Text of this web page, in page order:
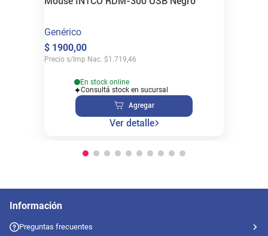
Genérico
$ 1900,00
Precio s/Imp Nac. $1.719,46
En stock online
Consultá stock en sucursal
Agregar
Ver detalle
Información
Preguntas frecuentes